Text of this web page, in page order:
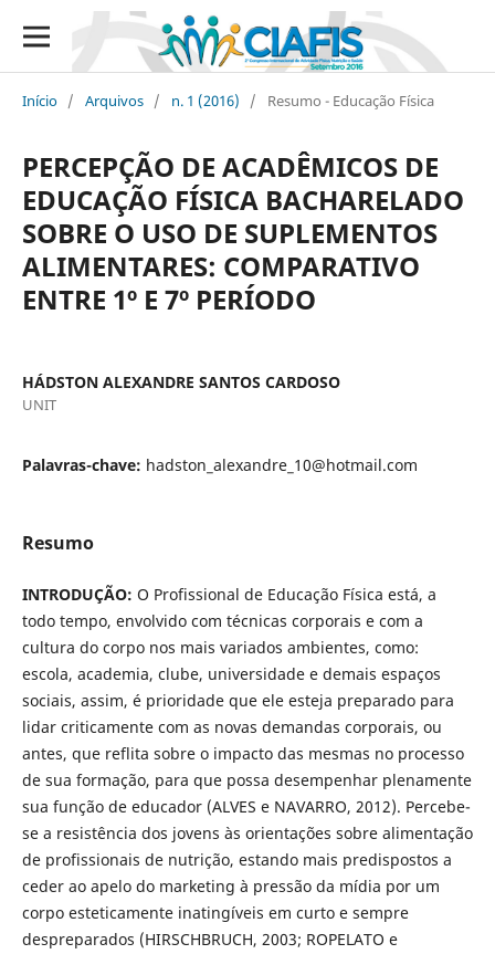
Início / Arquivos / n. 1 (2016) / Resumo - Educação Física
PERCEPÇÃO DE ACADÊMICOS DE
EDUCAÇÃO FÍSICA BACHARELADO
SOBRE O USO DE SUPLEMENTOS
ALIMENTARES: COMPARATIVO
ENTRE 1º E 7º PERÍODO
HÁDSTON ALEXANDRE SANTOS CARDOSO
UNIT
Palavras-chave: hadston_alexandre_10@hotmail.com
Resumo
INTRODUÇÃO: O Profissional de Educação Física está, a
todo tempo, envolvido com técnicas corporais e com a
cultura do corpo nos mais variados ambientes, como:
escola, academia, clube, universidade e demais espaços
sociais, assim, é prioridade que ele esteja preparado para
lidar criticamente com as novas demandas corporais, ou
antes, que reflita sobre o impacto das mesmas no processo
de sua formação, para que possa desempenhar plenamente
sua função de educador (ALVES e NAVARRO, 2012). Percebe-
se a resistência dos jovens às orientações sobre alimentação
de profissionais de nutrição, estando mais predispostos a
ceder ao apelo do marketing à pressão da mídia por um
corpo esteticamente inatingíveis em curto e sempre
despreparados (HIRSCHBRUCH, 2003; ROPELATO e